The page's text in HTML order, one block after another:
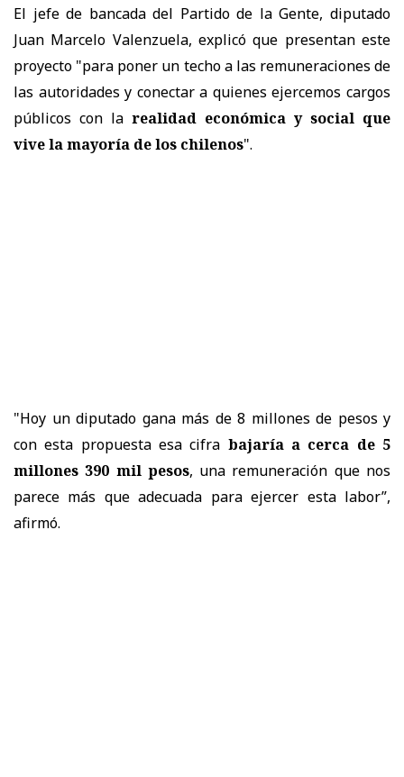
El jefe de bancada del Partido de la Gente, diputado
Juan Marcelo Valenzuela, explicó que presentan este
proyecto "para poner un techo a las remuneraciones de
las autoridades y conectar a quienes ejercemos cargos
públicos con la realidad económica y social que
vive la mayoría de los chilenos".
"Hoy un diputado gana más de 8 millones de pesos y
con esta propuesta esa cifra bajaría a cerca de 5
millones 390 mil pesos, una remuneración que nos
parece más que adecuada para ejercer esta labor”,
afirmó.